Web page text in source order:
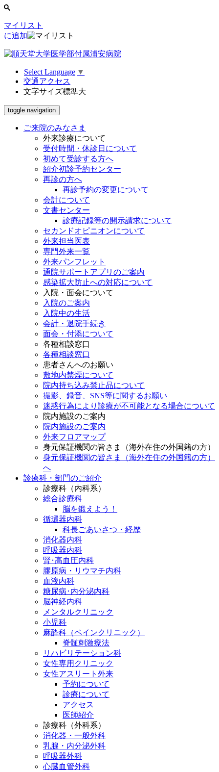
マイリスト
に追加
Select Language ▼
交通アクセス
文字サイズ標準大
toggle navigation
ご来院のみなさま
外来診療について
受付時間・休診日について
初めて受診する方へ
紹介初診予約センター
再診の方へ
再診予約の変更について
会計について
文書センター
診療記録等の開示請求について
セカンドオピニオンについて
外来担当医表
専門外来一覧
外来パンフレット
通院サポートアプリのご案内
感染拡大防止への対応について
入院・面会について
入院のご案内
入院中の生活
会計・退院手続き
面会・付添について
各種相談窓口
各種相談窓口
患者さんへのお願い
敷地内禁煙について
院内持ち込み禁止品について
撮影、録音、SNS等に関するお願い
迷惑行為により診療が不可能となる場合について
院内施設のご案内
院内施設のご案内
外来フロアマップ
身元保証機関の皆さま（海外在住の外国籍の方）
身元保証機関の皆さま（海外在住の外国籍の方）
へ
診療科・部門のご紹介
診療科（内科系）
総合診療科
脳を鍛えよう！
循環器内科
科長ごあいさつ・経歴
消化器内科
呼吸器内科
腎･高血圧内科
膠原病・リウマチ内科
血液内科
糖尿病･内分泌内科
脳神経内科
メンタルクリニック
小児科
麻酔科（ペインクリニック）
脊髄刺激療法
リハビリテーション科
女性専用クリニック
女性アスリート外来
予約について
診療について
アクセス
医師紹介
診療科（外科系）
消化器・一般外科
乳腺・内分泌外科
呼吸器外科
心臓血管外科